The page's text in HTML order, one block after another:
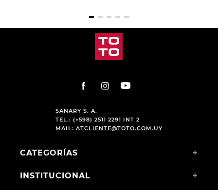
SANARY S. A.
TEL.: (+598) 2511 2291 INT 2
MAIL: ATCLIENTE@TOTO.COM.UY
CATEGORÍAS +
INSTITUCIONAL +